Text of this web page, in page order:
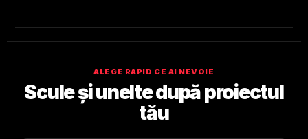
ALEGE RAPID CE AI NEVOIE
Scule și unelte după proiectul
tău